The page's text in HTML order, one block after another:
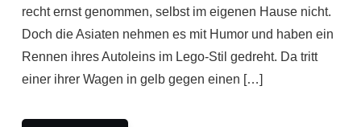
recht ernst genommen, selbst im eigenen Hause nicht.
Doch die Asiaten nehmen es mit Humor und haben ein
Rennen ihres Autoleins im Lego-Stil gedreht. Da tritt
einer ihrer Wagen in gelb gegen einen […]